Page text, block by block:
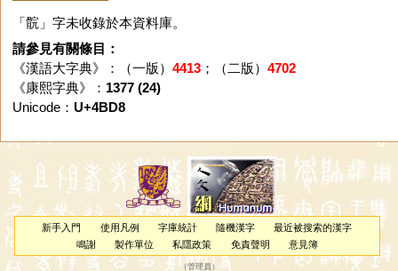
「䯘」字未收錄於本資料庫。
請參見有關條目：
《漢語大字典》：（一版） 4413；（二版） 4702
《康熙字典》： 1377 (24)
Unicode： U+4BD8
新手入門 使用凡例 字庫統計 隨機漢字
最近被搜索的漢字
鳴謝
製作單位 私隱政策 免責聲明 意見簿
（管理員 ）